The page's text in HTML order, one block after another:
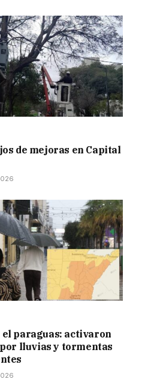
de mejoras en Capital
el paraguas: activaron
lluvias y tormentas